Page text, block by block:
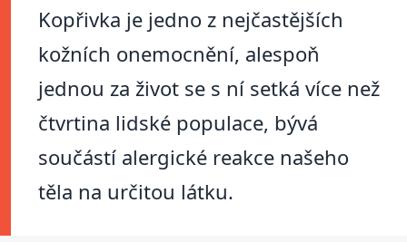
Kopřivka je jedno z nejčastějších
kožních onemocnění, alespoň
jednou za život se s ní setká více než
čtvrtina lidské populace, bývá
součástí alergické reakce našeho
těla na určitou látku.